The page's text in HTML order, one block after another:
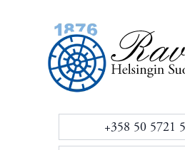
+358 50 5721